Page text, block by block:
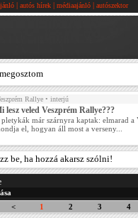
| autós hírek | médiaajánló | autószektor
Rallye • interjú
lesz veled Veszprém Rallye???
pletykák már szárnyra kaptak: elmarad a
el, hogyan áll most a verseny...
be, ha hozzá akarsz szólni!
< 1 2 3 4